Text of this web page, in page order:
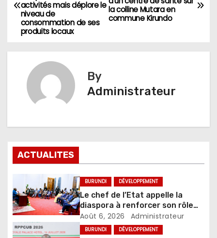
de
l’article
la colline Mutara en
commune Kirundo
activités mais déplore le
niveau de
consommation de ses
produits locaux
By
Administrateur
ACTUALITES
BURUNDI DÉVELOPPEMENT
Le chef de l’Etat appelle la
diaspora à renforcer son rôle
dans le développement du pays
Août 6, 2026 Administrateur
BURUNDI DÉVELOPPEMENT